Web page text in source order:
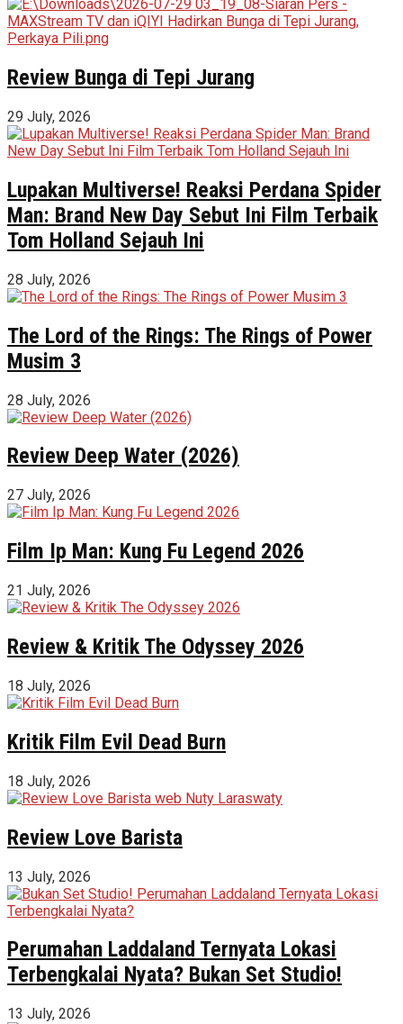
Review Bunga di Tepi Jurang
29 July, 2026
Lupakan Multiverse! Reaksi Perdana Spider
Man: Brand New Day Sebut Ini Film Terbaik
Tom Holland Sejauh Ini
28 July, 2026
The Lord of the Rings: The Rings of Power
Musim 3
28 July, 2026
Review Deep Water (2026)
27 July, 2026
Film Ip Man: Kung Fu Legend 2026
21 July, 2026
Review & Kritik The Odyssey 2026
18 July, 2026
Kritik Film Evil Dead Burn
18 July, 2026
Review Love Barista
13 July, 2026
Perumahan Laddaland Ternyata Lokasi
Terbengkalai Nyata? Bukan Set Studio!
13 July, 2026